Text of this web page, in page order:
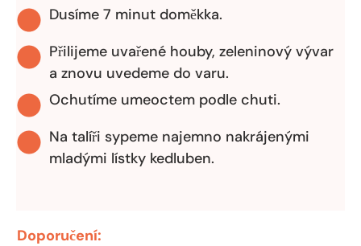
Dusíme 7 minut doměkka.
Přilijeme uvařené houby, zeleninový vývar
a znovu uvedeme do varu.
Ochutíme umeoctem podle chuti.
Na talíři sypeme najemno nakrájenými
mladými lístky kedluben.
Doporučení: